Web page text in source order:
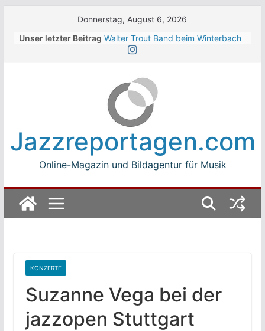
Donnerstag, August 6, 2026
Unser letzter Beitrag Walter Trout Band beim Winterbach
Zeltspektakel 2026
Jean-Michel Jarre bei den jazz open
Modena auf der Piazza Roma 2026
Beth Hart
Luca Carboni bei den jazz open
Modena auf der Piazza Roma 2026
Jazzreportagen.com
Online-Magazin und Bildagentur für Musik
KONZERTE
Suzanne Vega bei der
jazzopen Stuttgart